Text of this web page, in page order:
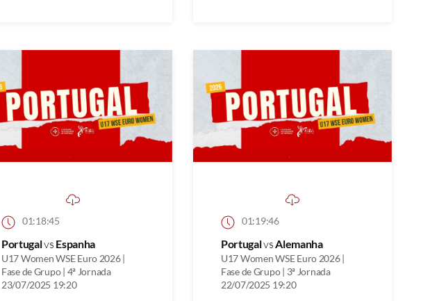
01:18:45
Portugalvs Espanha
U17 Women WSE Euro 2026 |
Fase de Grupo | 4ª Jornada
23/07/2025 19:20
01:19:46
PortugalvsAlemanha
U17 Women WSE Euro 2026 |
Fase de Grupo | 3ª Jornada
22/07/2025 19:20